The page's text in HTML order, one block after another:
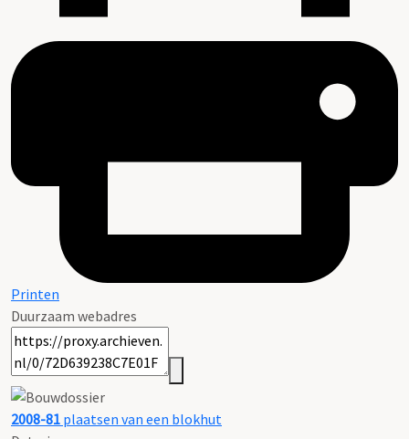
Printen
Duurzaam webadres
2008-81 plaatsen van een blokhut